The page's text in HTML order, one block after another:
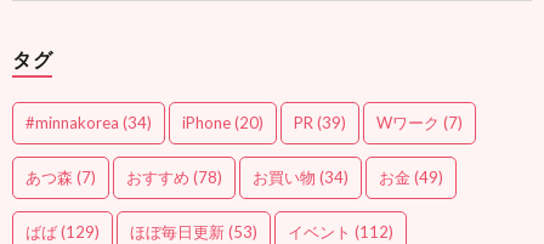
タグ
#minnakorea (34) iPhone(20) PR (39) Wワーク (7)
あつ森 (7) おすすめ (78) お買い物 (34) お金 (49)
ばば(129) ほぼ毎日更新(53) イベント (112)